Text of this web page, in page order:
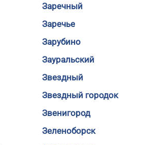
Заречный
Заречье
Зарубино
Зауральский
Звездный
Звездный городок
Звенигород
Зеленоборск